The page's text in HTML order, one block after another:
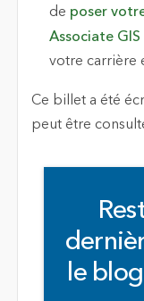
de poser
Associate GIS
votre carrière
Ce billet a été
peut être
le